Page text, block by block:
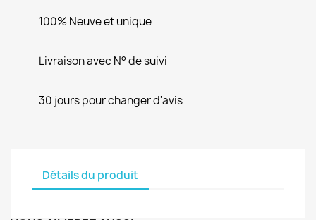
100% Neuve et unique
Livraison avec N° de suivi
30 jours pour changer d'avis
Détails du produit